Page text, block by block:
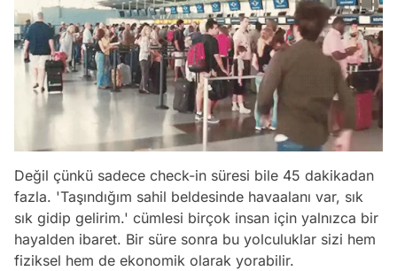
Değil çünkü sadece check-in süresi bile 45 dakikadan
fazla. 'Taşındığım sahil beldesinde havaalanı var, sık
sık gidip gelirim.' cümlesi birçok insan için yalnızca bir
hayalden ibaret. Bir süre sonra bu yolculuklar sizi hem
fiziksel hem de ekonomik olarak yorabilir.